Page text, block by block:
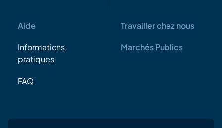
Aide
Informations
pratiques
FAQ
Travailler chez nous
Marchés Publics